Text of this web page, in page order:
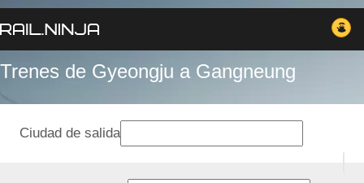
Trenes de Gyeongju a Gangneung
Ciudad de salida